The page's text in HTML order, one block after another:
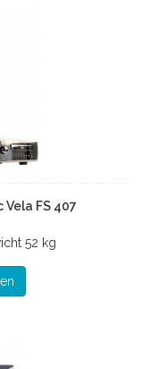
Vela FS 407
52 kg